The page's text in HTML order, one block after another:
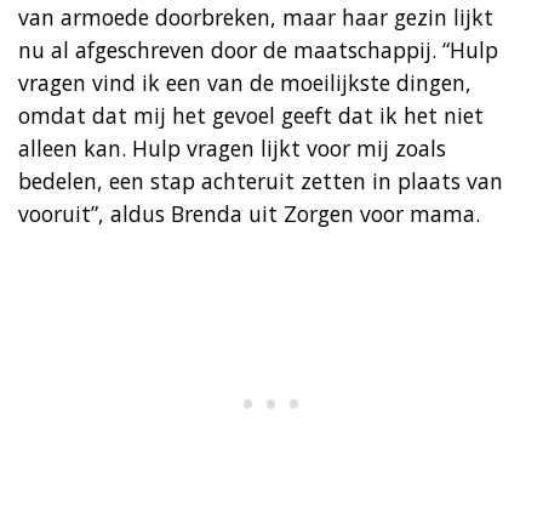
van armoede doorbreken, maar haar gezin lijkt
nu al afgeschreven door de maatschappij. “Hulp
vragen vind ik een van de moeilijkste dingen,
omdat dat mij het gevoel geeft dat ik het niet
alleen kan. Hulp vragen lijkt voor mij zoals
bedelen, een stap achteruit zetten in plaats van
vooruit”, aldus Brenda uit Zorgen voor mama.